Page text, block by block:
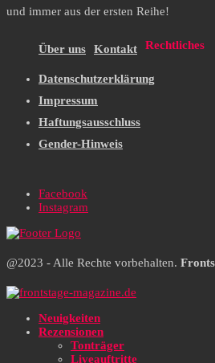
und immer aus der ersten Reihe!
Über uns Kontakt Rechtliches
Datenschutzerklärung
Impressum
Haftungsausschluss
Gender-Hinweis
Facebook
Instagram
@2023 - Alle Rechte vorbehalten.
Neuigkeiten
Rezensionen
Tonträger
Liveauftritte